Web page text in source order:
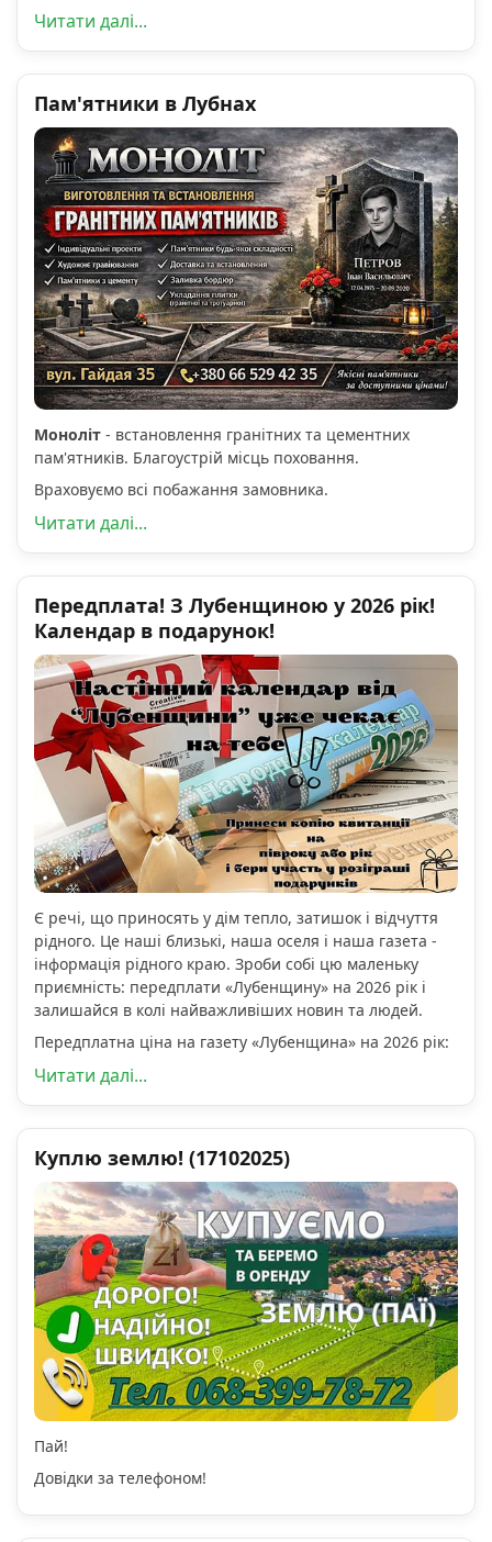
Читати далі...
Пам'ятники в Лубнах
Моноліт - встановлення гранітних та цементних
пам'ятників. Благоустрій місць поховання.
Враховуємо всі побажання замовника.
Читати далі...
Передплата! З Лубенщиною у 2026 рік!
Календар в подарунок!
Є речі, що приносять у дім тепло, затишок і відчуття
рідного. Це наші близькі, наша оселя і наша газета -
інформація рідного краю. Зроби собі цю маленьку
приємність: передплати «Лубенщину» на 2026 рік і
залишайся в колі найважливіших новин та людей.
Передплатна ціна на газету «Лубенщина» на 2026 рік:
Читати далі...
Куплю землю! (17102025)
Пай!
Довідки за телефоном!